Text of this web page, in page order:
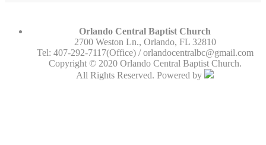
Orlando Central Baptist Church
2700 Weston Ln., Orlando, FL 32810
Tel: 407-292-7117(Office) /orlandocentralbc@gmail.com
Copyright © 2020 Orlando Central Baptist Church.
All Rights Reserved. Powered by